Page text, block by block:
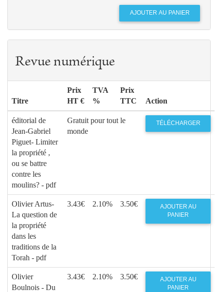
Revue numérique
Titre
Prix
HT €
TVA
%
Prix
TTC
Action
éditorial de
Jean-Gabriel
Piguet- Limiter
la propriété ,
ou se battre
contre les
moulins? - pdf
Gratuit pour tout le
monde
TÉLÉCHARGER
Olivier Artus-
La question de
la propriété
dans les
traditions de la
Torah - pdf
3.43€ 2.10% 3.50€
AJOUTER AU
PANIER
Olivier
Boulnois - Du
3.43€ 2.10% 3.50€
AJOUTER AU
PANIER